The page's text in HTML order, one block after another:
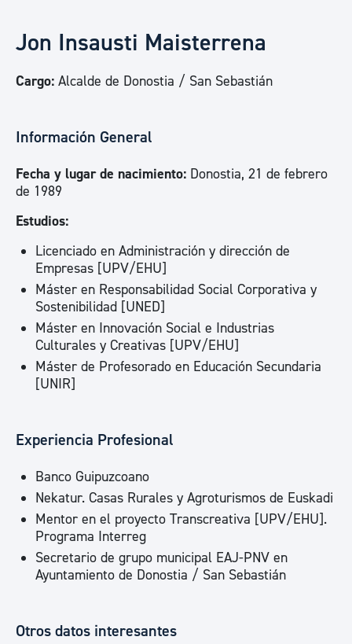
Jon Insausti Maisterrena
Cargo: Alcalde de Donostia / San Sebastián
Información General
Fecha y lugar de nacimiento: Donostia, 21 de febrero
de 1989
Estudios:
Licenciado en Administración y dirección de
Empresas [UPV/EHU]
Máster en Responsabilidad Social Corporativa y
Sostenibilidad [UNED]
Máster en Innovación Social e Industrias
Culturales y Creativas [UPV/EHU]
Máster de Profesorado en Educación Secundaria
[UNIR]
Experiencia Profesional
Banco Guipuzcoano
Nekatur. Casas Rurales y Agroturismos de Euskadi
Mentor en el proyecto Transcreativa [UPV/EHU].
Programa Interreg
Secretario de grupo municipal EAJ-PNV en
Ayuntamiento de Donostia / San Sebastián
Otros datos interesantes